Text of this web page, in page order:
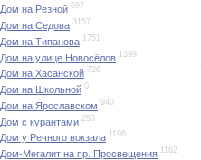
Дом на Резной 697
Дом на Седова 3157
Дом на Типанова 1751
Дом на улице Новосёлов 1399
Дом на Хасанской 726
Дом на Школьной 0
Дом на Ярославском 940
Дом с курантами 250
Дом у Речного вокзала 1196
Дом-Мегалит на пр. Просвещения 1162